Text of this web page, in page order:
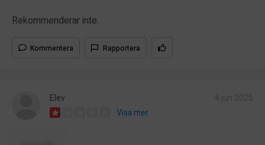
Rekommenderar inte.
Kommentera Rapportera
Elev
Visa mer